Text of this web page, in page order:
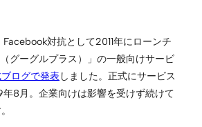
対抗として2011年にローンチ
グーグルプラス）」の一般向けサービ
ログで発表しました。正式にサービス
8月。企業向けは影響を受けず続けて